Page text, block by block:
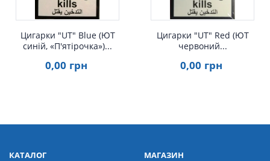
Цигарки "UT" Blue (ЮТ
синій, «П'ятірочка»)...
0,00 грн
Цигарки "UT" Red (ЮТ
червоний...
0,00 грн
КАТАЛОГ
МАГАЗИН